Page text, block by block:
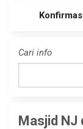
Cari info
Masjid NJ